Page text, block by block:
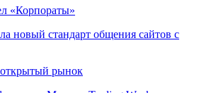
«Корпораты»
новый стандарт общения сайтов с
рынок